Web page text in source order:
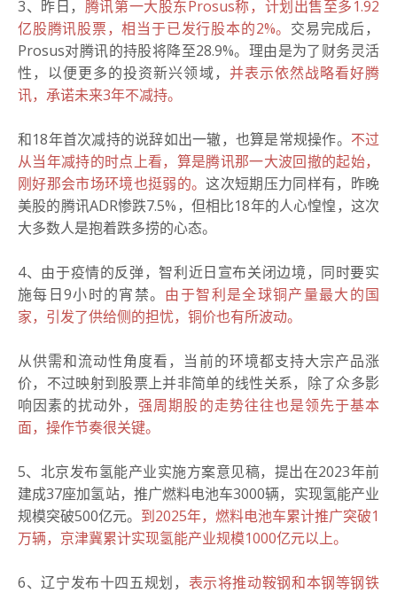
3、昨日， 腾讯第一大股东Prosus称，计划出售至多1.92
亿股腾讯股票，相当于已发行股本的2%。 交易完成后，
Prosus对腾讯的持股将降至28.9%。理由是为了财务灵活
性，以便更多的投资新兴领域， 并表示依然战略看好腾
讯，承诺未来3年不减持。
和18年首次减持的说辞如出一辙，也算是常规操作。 不过
从当年减持的时点上看，算是腾讯那一大波回撤的起始，
刚好那会市场环境也挺弱的。这次短期压力同样有，昨晚
美股的腾讯ADR惨跌7.5%，但相比18年的人心惶惶，这次
大多数人是抱着跌多捞的心态。
4、由于疫情的反弹，智利近日宣布关闭边境，同时要实
施每日9小时的宵禁。 由于智利是全球铜产量最大的国
家，引发了供给侧的担忧，铜价也有所波动。
从供需和流动性角度看，当前的环境都支持大宗产品涨
价，不过映射到股票上并非简单的线性关系，除了众多影
响因素的扰动外，强周期股的走势往往也是领先于基本
面，操作节奏很关键。
5、北京发布氢能产业实施方案意见稿，提出在2023年前
建成37座加氢站，推广燃料电池车3000辆，实现氢能产业
规模突破500亿元。 到2025年，燃料电池车累计推广突破1
万辆，京津冀累计实现氢能产业规模1000亿元以上。
6、辽宁发布十四五规划， 表示将推动鞍钢和本钢等钢铁